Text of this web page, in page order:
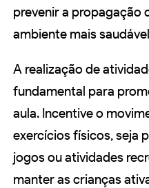
prevenir a propagação
ambiente mais
A realização de
fundamental para
aula. Incentive o
exercícios físicos, seja
jogos ou atividades
manter as crianças